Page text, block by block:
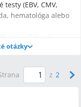
(EBV, CMV,
hematológa alebo
ibuprofen
pokoj 3–5 dní podľa
otázky
z 2